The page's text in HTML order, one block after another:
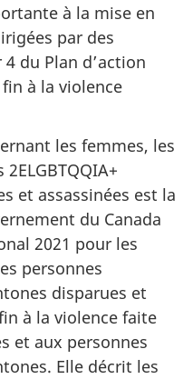
à la mise en
par des
du Plan d’action
à la violence
les femmes, les
et assassinées est la
du Canada
2021 pour les
personnes
disparues et
à la violence faite
et aux personnes
Elle décrit les